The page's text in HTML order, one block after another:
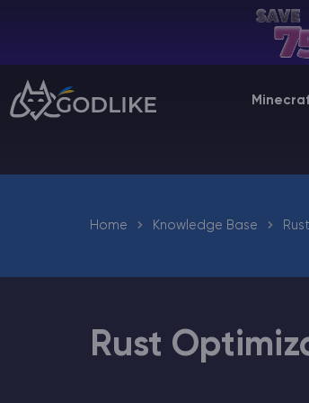
Billing Panel
Manage your servers & payments
VPS Panel
Home Knowledge Base Rust
Rust